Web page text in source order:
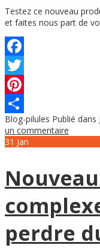
Testez ce nouveau
et faites nous part de
Facebook
Twitter
Pinterest
Partager
Blog-pilules Publié dans
un commentaire
31 Jan
perdre